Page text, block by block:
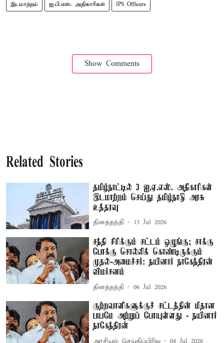
இடமாற்றம் ஐ.பி.எஸ். அதிகாரிகள் IPS Officers
Show Comments
Related Stories
தமிழ்நாட்டில் 3 ஐ.ஏ.எஸ். அதிகாரிகள்
இடமாற்றம் செய்து தமிழ்நாடு அரசு
உத்தரவு
தினத்தந்தி 13 Jul 2026
சந்தி சிரிக்கும் சட்டம் ஒழுங்கு; சாக்கு
போக்கு சொல்லிக் கொண்டிருக்கும்
முதல்-அமைச்சர்: நயினார் நாகேந்திரன்
விமர்சனம்
தினத்தந்தி 06 Jul 2026
குற்றவாளிகளுக்குச் சட்டத்தின் மீதான
பயமே அற்றுப் போயுள்ளது - நயினார்
நாகேந்திரன்
அரசியல் செய்திப்பிரிவு 04 Jul 2026